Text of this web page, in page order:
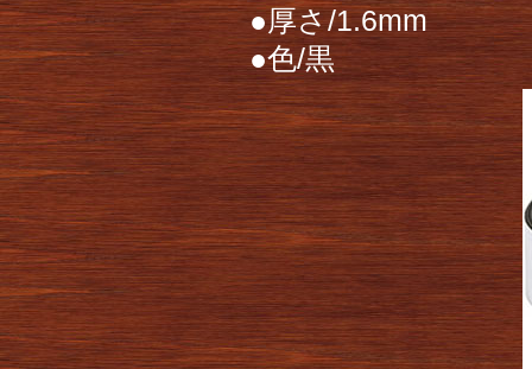
●厚さ/1.6mm
●色/黒